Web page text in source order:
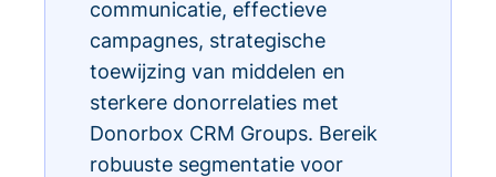
communicatie, effectieve
campagnes, strategische
toewijzing van middelen en
sterkere donorrelaties met
Donorbox CRM Groups. Bereik
robuuste segmentatie voor